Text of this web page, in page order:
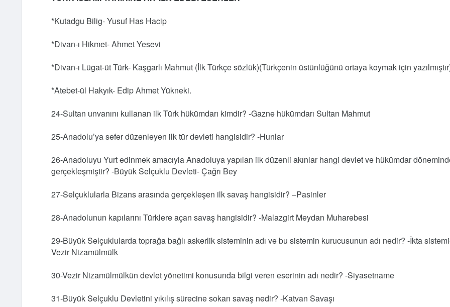
*Kutadgu Bilig- Yusuf Has Hacip
*Divan-ı Hikmet- Ahmet Yesevi
*Divan-ı Lügat-üt Türk- Kaşgarlı Mahmut (İlk Türkçe sözlük)(Türkçenin üstünlüğünü ortaya koymak için
*Atebet-ül Hakyık- Edip Ahmet Yükneki.
24-Sultan unvanını kullanan ilk Türk hükümdarı kimdir? -Gazne hükümdarı Sultan Mahmut
25-Anadolu’ya sefer düzenleyen ilk tür devleti hangisidir? -Hunlar
26-Anadoluyu Yurt edinmek amacıyla Anadoluya yapılan ilk düzenli akınlar hangi devlet ve hükümdar
gerçekleşmiştir? -Büyük Selçuklu Devleti- Çağrı Bey
27-Selçuklularla Bizans arasında gerçekleşen ilk savaş hangisidir? –Pasinler
28-Anadolunun kapılarını Türklere açan savaş hangisidir? -Malazgirt Meydan Muharebesi
29-Büyük Selçuklularda toprağa bağlı askerlik sisteminin adı ve bu sistemin kurucusunun adı nedir? -İkta
Vezir Nizamülmülk
30-Vezir Nizamülmülkün devlet yönetimi konusunda bilgi veren eserinin adı nedir? -Siyasetname
31-Büyük Selçuklu Devletini yıkılış sürecine sokan savaş nedir? -Katvan Savaşı